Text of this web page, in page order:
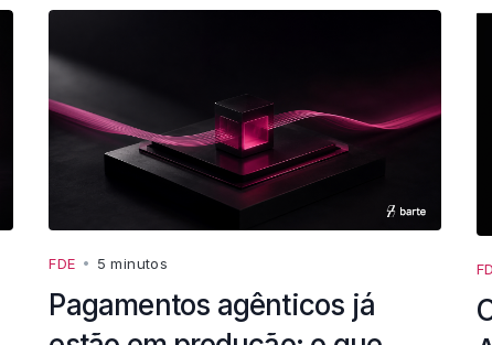
FDE • 5 minutos
Pagamentos agênticos já